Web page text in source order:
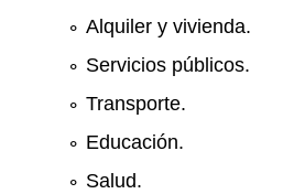
Alquiler y vivienda.
Servicios públicos.
Transporte.
Educación.
Salud.